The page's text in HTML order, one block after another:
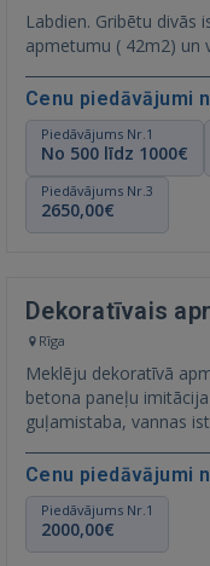
Labdien. Gribētu divās
Cenu piedāvājumi
Piedāvājums Nr.1
No 500 līdz 1000€
Piedāvājums Nr.3
2650,00€
Dekoratīvais
Rīga
Meklēju dekoratīvā
betona paneļu
guļamistaba, vannas
Cenu piedāvājumi
Piedāvājums Nr.1
2000,00€